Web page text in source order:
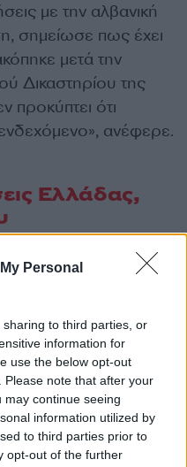
Personal
to third parties, or
information for
use the below opt-out
note that after your
continue seeing
information utilized by
to third parties prior to
opt-out of the further
με την αλβανική
σημείωσε πως έχει
μετά την
Δικαστηρίου της
προκύπτει ότι
ανέφερε.
Ελλάδας,
και στην
πραγματοποιήθηκε
πως στην Κοινή
επιβεβαίωναν τη
ενίσχυση και
σχήματος
να οικοδομήσουν
συνεργασία